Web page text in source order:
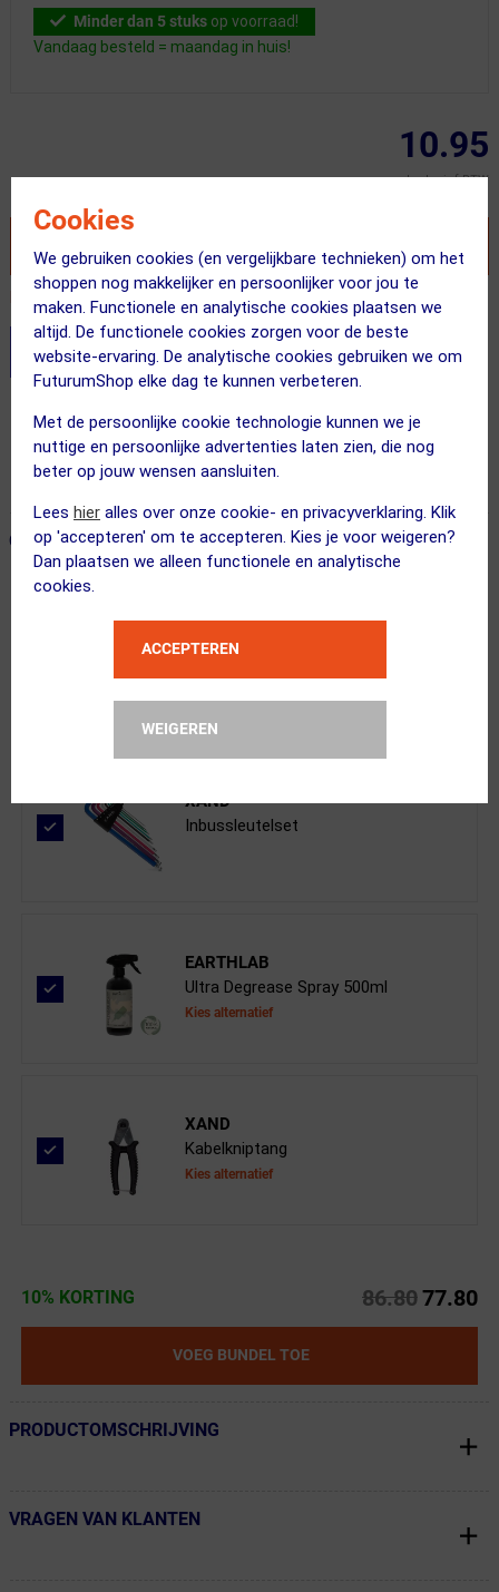
Cookies
We gebruiken cookies (en vergelijkbare technieken) om het
shoppen nog makkelijker en persoonlijker voor jou te
maken. Functionele en analytische cookies plaatsen we
altijd. De functionele cookies zorgen voor de beste
website-ervaring. De analytische cookies gebruiken we om
FuturumShop elke dag te kunnen verbeteren.
Met de persoonlijke cookie technologie kunnen we je
nuttige en persoonlijke advertenties laten zien, die nog
beter op jouw wensen aansluiten.
Lees hier alles over onze cookie- en privacyverklaring. Klik
op 'accepteren' om te accepteren. Kies je voor weigeren?
Dan plaatsen we alleen functionele en analytische
cookies.
ACCEPTEREN
WEIGEREN
Minder dan 5 stuks op voorraad!
Vandaag besteld = maandag in huis!
10.95
Inclusief BTW
Recent besteld door 2 klanten! Bestel ook snel!
Stel je productvragen aan onze AI assistent
Gratis verzending vanaf €49
Vandaag besteld = maandag in huis!
365 dagen retourrecht
← Terug naar productnavigatie
ONZE AANBEVOLEN COMBINATIE
BBB Cycling
BCB-23R BrakeWire Remkabel 1.5 x 23...
XAND
Inbussleutelset
EARTHLAB
Ultra Degrease Spray 500ml
Kies alternatief
XAND
Kabelkniptang
Kies alternatief
10% KORTING 86.8077.80
VOEG BUNDEL TOE
← Terug naar productnavigatie
PRODUCTOMSCHRIJVING
← Terug naar productnavigatie
VRAGEN VAN KLANTEN